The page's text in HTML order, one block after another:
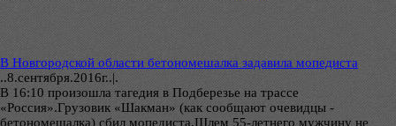
В Новгородской области бетономешалка задавила мопедиста
..8.сентября.2016г..|.
В 16:10 произошла тагедия в Подберезье на трассе
«Россия».Грузовик «Шакман» (как сообщают очевидцы -
бетономешалка) сбил мопедиста.Шлем 55-летнего мужчину не